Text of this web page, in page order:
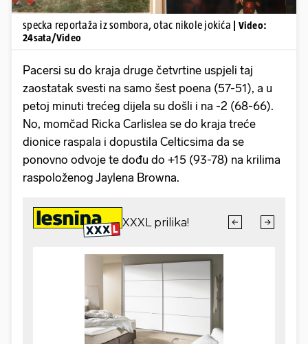
specka reportaža iz sombora, otac nikole jokića
| Video:
24sata/Video
Pacersi su do kraja druge četvrtine uspjeli taj
zaostatak svesti na samo šest poena (57-51), a u
petoj minuti trećeg dijela su došli i na -2 (68-66).
No, momčad Ricka Carlislea se do kraja treće
dionice raspala i dopustila Celticsima da se
ponovno odvoje te dođu do +15 (93-78) na krilima
raspoloženog Jaylena Browna.